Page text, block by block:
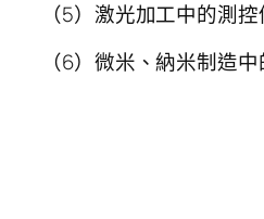
（5）激光加工中的測控
（6）微米、納米制造